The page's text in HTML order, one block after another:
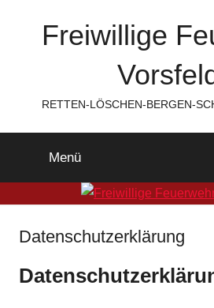
Freiwillige
RETTEN-LÖSCHEN-BERGEN-
Menü
Datenschutzerklärung